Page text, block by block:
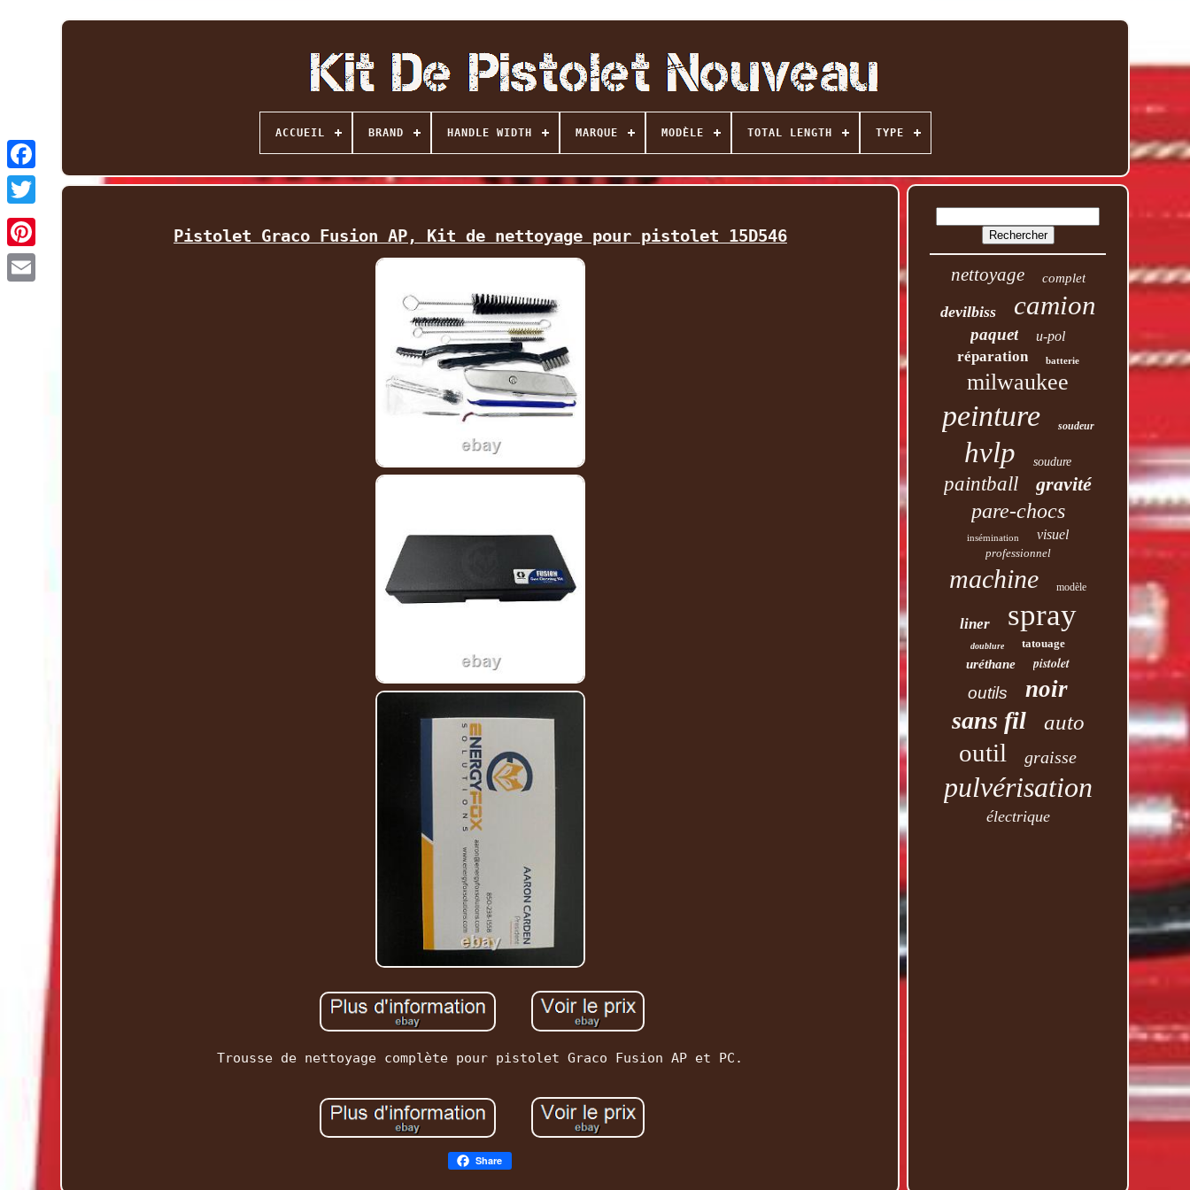
Facebook
Twitter
ACCUEIL BRAND HANDLE WIDTH MARQUE MODÈLE TOTAL LENGTH TYPE
Pistolet Graco Fusion AP, Kit de nettoyage pour pistolet 15D546
Trousse de nettoyage complète pour pistolet Graco Fusion AP et PC.
Share
nettoyage complet
devilbiss camion
paquet u-pol
réparation batterie
milwaukee
peinture soudeur
hvlp soudure
paintball gravité
pare-chocs
insémination visuel
professionnel
machine modèle
liner spray
doublure tatouage
uréthane pistolet
outils noir
sans fil auto
outil graisse
pulvérisation
électrique